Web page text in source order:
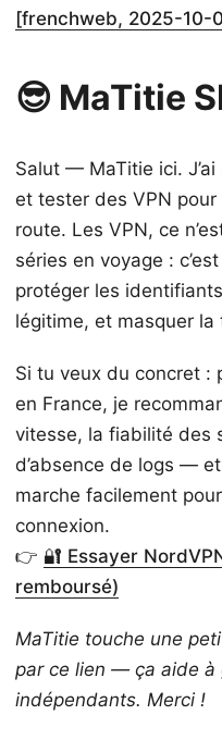
[frenchweb, 2025-10-
😎 MaTitie
Salut — MaTitie ici.
et tester des VPN
route. Les VPN, ce
séries en voyage :
protéger les
légitime, et masquer
Si tu veux du concret :
en France, je
vitesse, la fiabilité des
d’absence de logs —
marche facilement
connexion.
👉 🔐 Essayer
remboursé)
MaTitie touche une
par ce lien — ça aide à
indépendants. Merci !